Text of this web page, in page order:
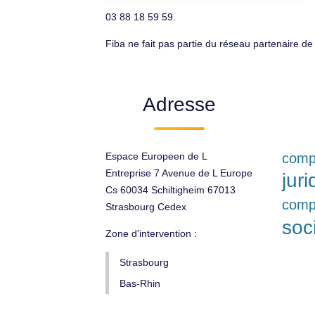
03 88 18 59 59.
Fiba ne fait pas partie du réseau partenaire
Adresse
Espace Europeen de L
Entreprise 7 Avenue de L Europe
Cs 60034 Schiltigheim 67013
Strasbourg Cedex
Zone d'intervention :
Strasbourg
Bas-Rhin